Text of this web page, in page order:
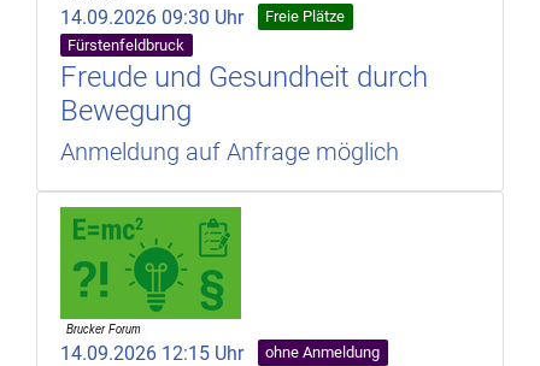
14.09.2026 09:30 Uhr
Freie Plätze
Fürstenfeldbruck
Freude und Gesundheit durch
Bewegung
Anmeldung auf Anfrage möglich
14.09.2026 12:15 Uhr
ohne Anmeldung